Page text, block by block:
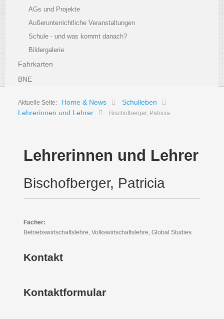
AGs und Projekte
Außerunterrichtliche Veranstaltungen
Schule - und was kommt danach?
Bildergalerie
Fahrkarten
BNE
Aktuelle Seite: Home & News
Schulleben
Lehrerinnen und Lehrer
Bischofberger, Patricia
Lehrerinnen und Lehrer
Bischofberger, Patricia
Fächer:
Betriebswirtschaftslehre, Volkswirtschaftslehre, Global Studies
Kontakt
Kontaktformular